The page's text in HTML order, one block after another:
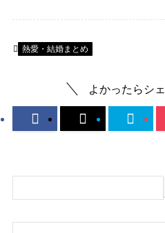
熱愛・結婚まとめ
よかったらシ